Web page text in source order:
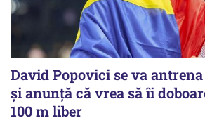
David Popovici se va
şi anunţă că vrea să îi
100 m liber